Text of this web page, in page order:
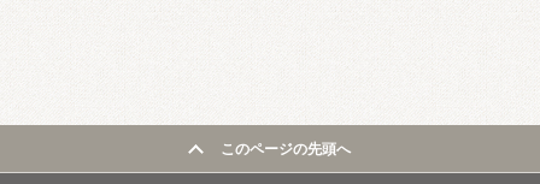
このページの先頭へ